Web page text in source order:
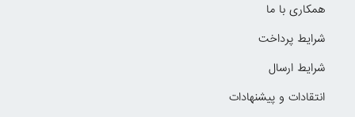
همکاری با ما
شرایط پرداخت
شرایط ارسال
انتقادات و پیشنهادات